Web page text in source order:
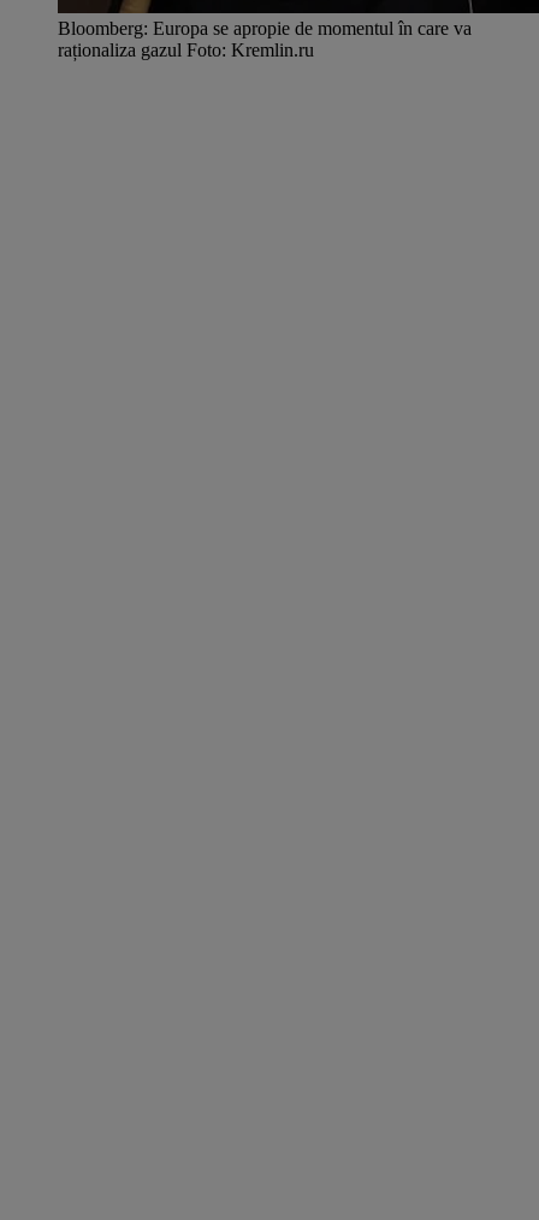
Bloomberg: Europa se apropie de momentul în care va
raționaliza gazul Foto: Kremlin.ru